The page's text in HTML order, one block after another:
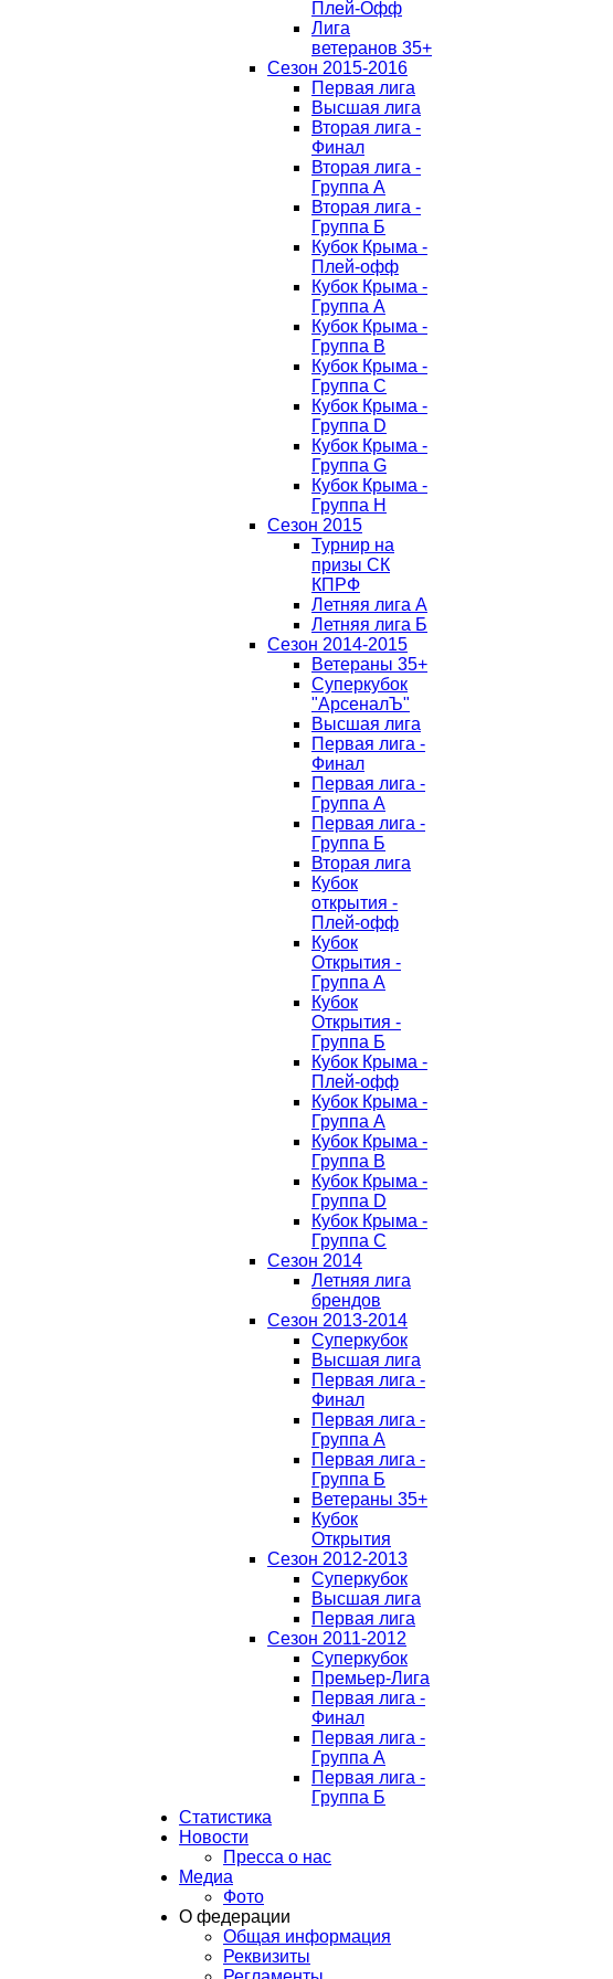
Плей-Офф
Лига
ветеранов 35+
Сезон 2015-2016
Первая лига
Высшая лига
Вторая лига -
Финал
Вторая лига -
Группа А
Вторая лига -
Группа Б
Кубок Крыма -
Плей-офф
Кубок Крыма -
Группа A
Кубок Крыма -
Группа B
Кубок Крыма -
Группа C
Кубок Крыма -
Группа D
Кубок Крыма -
Группа G
Кубок Крыма -
Группа H
Сезон 2015
Турнир на
призы СК
КПРФ
Летняя лига А
Летняя лига Б
Сезон 2014-2015
Ветераны 35+
Суперкубок
"АрсеналЪ"
Высшая лига
Первая лига -
Финал
Первая лига -
Группа А
Первая лига -
Группа Б
Вторая лига
Кубок
открытия -
Плей-офф
Кубок
Открытия -
Группа А
Кубок
Открытия -
Группа Б
Кубок Крыма -
Плей-офф
Кубок Крыма -
Группа A
Кубок Крыма -
Группа B
Кубок Крыма -
Группа D
Кубок Крыма -
Группа C
Сезон 2014
Летняя лига
брендов
Сезон 2013-2014
Суперкубок
Высшая лига
Первая лига -
Финал
Первая лига -
Группа А
Первая лига -
Группа Б
Ветераны 35+
Кубок
Открытия
Сезон 2012-2013
Суперкубок
Высшая лига
Первая лига
Сезон 2011-2012
Суперкубок
Премьер-Лига
Первая лига -
Финал
Первая лига -
Группа А
Первая лига -
Группа Б
Статистика
Новости
Пресса о нас
Медиа
Фото
О федерации
Общая информация
Реквизиты